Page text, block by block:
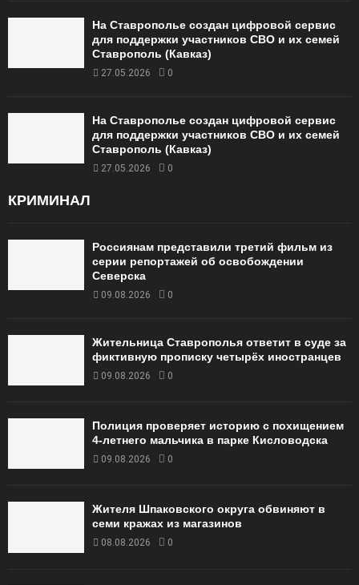
На Ставрополье создан цифровой сервис
для поддержки участников СВО и их семей
Ставрополь (Кавказ)
27.05.2026 0
На Ставрополье создан цифровой сервис
для поддержки участников СВО и их семей
Ставрополь (Кавказ)
27.05.2026 0
КРИМИНАЛ
Россиянам представили третий фильм из
серии репортажей об освобождении
Северска
09.08.2026 0
Жительница Ставрополья ответит в суде за
фиктивную прописку четырёх иностранцев
09.08.2026 0
Полиция проверяет историю с похищением
4-летнего мальчика в парке Кисловодска
09.08.2026 0
Жителя Шпаковского округа обвиняют в
семи кражах из магазинов
08.08.2026 0